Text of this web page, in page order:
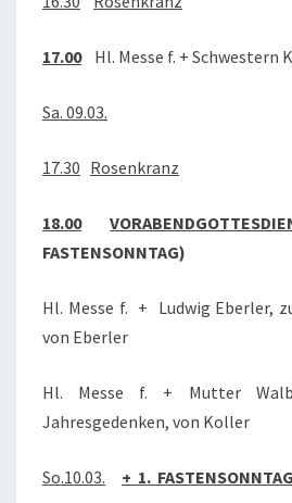
17.00 Hl. Messe f. + Schwestern
Sa. 09.03.
17.30 Rosenkranz
18.00
FASTENSONNTAG)
Hl. Messe f. + Ludwig Eberler,
von Eberler
Hl. Messe f. + Mutter
Jahresgedenken, von Koller
So.10.03. + 1. FASTENSONNTAG